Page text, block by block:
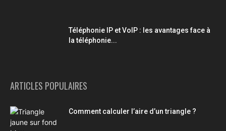
Téléphonie IP et VoIP : les avantages face à
la téléphonie...
ARTICLES POPULAIRES
Comment calculer l’aire d’un triangle ?